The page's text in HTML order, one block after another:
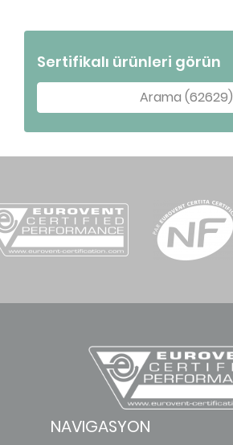
Sertifikalı ürünleri görün
Arama (62629)
NAVIGASYON